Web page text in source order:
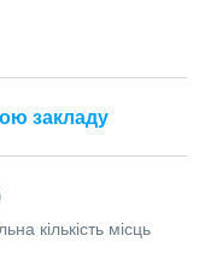
закладу
кількість місць